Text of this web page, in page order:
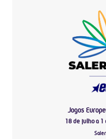
Jogos
18 de julho a